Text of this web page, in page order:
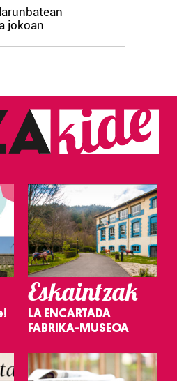
jokoan
Eskaintzak
LA ENCARTADA
FABRIKA-MUSEOA